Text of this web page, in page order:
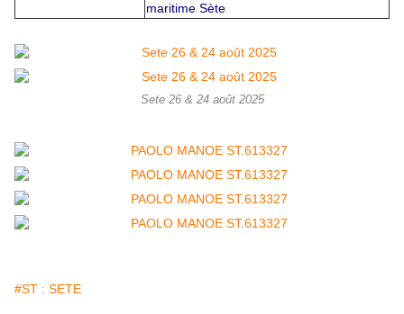
maritime Sète
Sete 26 & 24 août 2025
#ST : SETE